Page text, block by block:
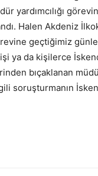
yardımcılığı
Halen Akdeniz
geçtiğimiz
ya da kişilerce
bıçaklanan
soruşturmanın